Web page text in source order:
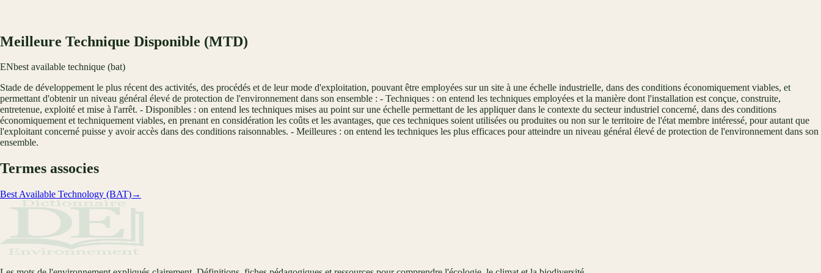
Meilleure Technique Disponible (MTD)
ENbest available technique (bat)
Stade de développement le plus récent des activités, des procédés et de leur mode d'exploitation, pouvant être employées sur un site à une échelle industrielle, dans des conditions économiquement viables, et
permettant d'obtenir un niveau général élevé de protection de l'environnement dans son ensemble : - Techniques : on entend les techniques employées et la manière dont l'installation est conçue, construite,
entretenue, exploité et mise à l'arrêt. - Disponibles : on entend les techniques mises au point sur une échelle permettant de les appliquer dans le contexte du secteur industriel concerné, dans des conditions
économiquement et techniquement viables, en prenant en considération les coûts et les avantages, que ces techniques soient utilisées ou produites ou non sur le territoire de l'état membre intéressé, pour autant que
l'exploitant concerné puisse y avoir accès dans des conditions raisonnables. - Meilleures : on entend les techniques les plus efficaces pour atteindre un niveau général élevé de protection de l'environnement dans son
ensemble.
Termes associes
Best Available Technology (BAT)→